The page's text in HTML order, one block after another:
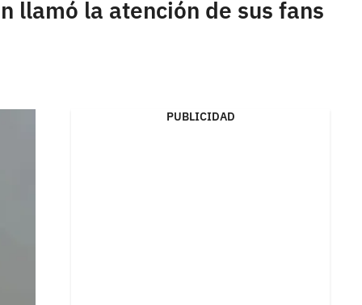
llamó la atención de sus fans
PUBLICIDAD